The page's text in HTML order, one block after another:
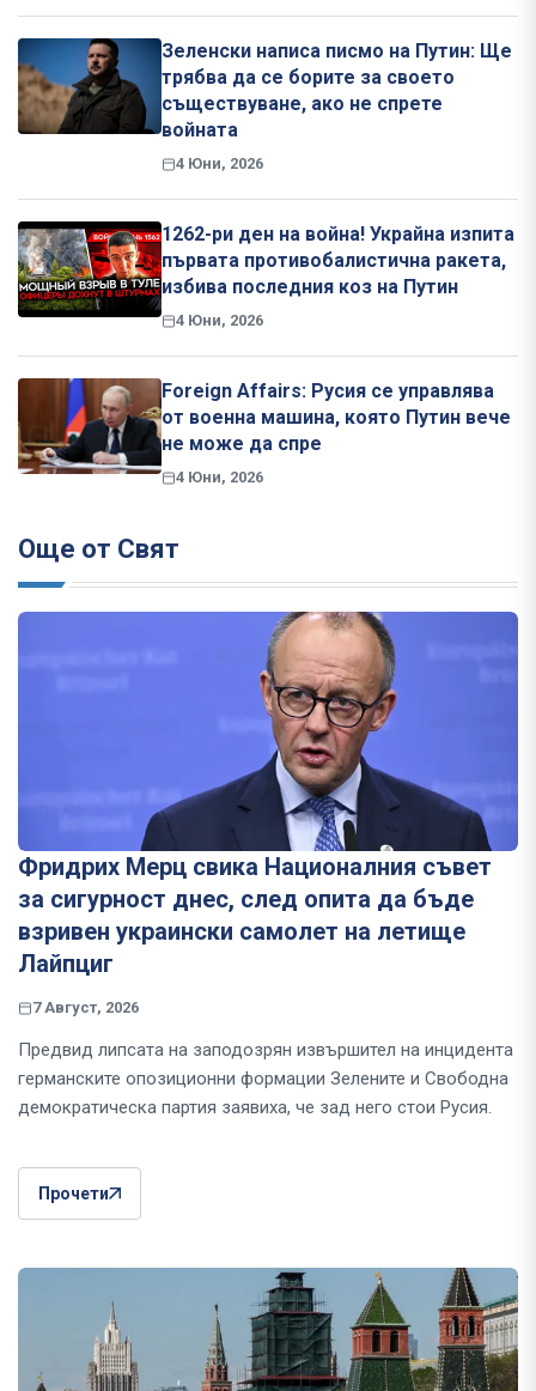
Зеленски написа писмо на Путин: Ще
трябва да се борите за своето
съществуване, ако не спрете
войната
4 Юни, 2026
1262-ри ден на война! Украйна изпита
първата противобалистична ракета,
избива последния коз на Путин
4 Юни, 2026
Foreign Affairs: Русия се управлява
от военна машина, която Путин вече
не може да спре
4 Юни, 2026
Още от Свят
Фридрих Мерц свика Националния съвет
за сигурност днес, след опита да бъде
взривен украински самолет на летище
Лайпциг
7 Август, 2026
Предвид липсата на заподозрян извършител на инцидента
германските опозиционни формации Зелените и Свободна
демократическа партия заявиха, че зад него стои Русия.
Прочети